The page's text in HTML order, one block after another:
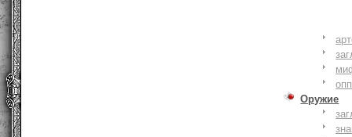
опп
Оружие